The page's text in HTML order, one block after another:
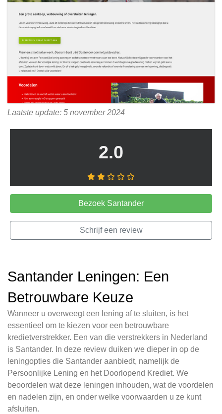
Laatste update: 5 november 2024
2.0
Bezoek Santander
Schrijf een review
Santander Leningen: Een
Betrouwbare Keuze
Wanneer u overweegt een lening af te sluiten, is het
essentieel om te kiezen voor een betrouwbare
kredietverstrekker. Een van die verstrekkers in Nederland
is Santander. In deze review duiken we dieper in op de
leningopties die Santander aanbiedt, namelijk de
Persoonlijke Lening en het Doorlopend Krediet. We
beoordelen wat deze leningen inhouden, wat de voordelen
en nadelen zijn, en onder welke voorwaarden u ze kunt
afsluiten.